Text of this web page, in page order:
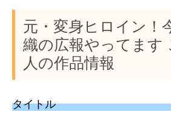
元・変身ヒロイン！
織の広報やってます
人の作品情報
タイトル